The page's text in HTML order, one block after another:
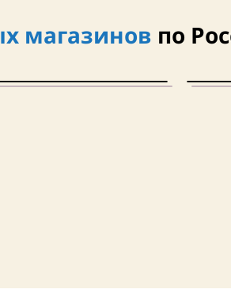
магазинов по